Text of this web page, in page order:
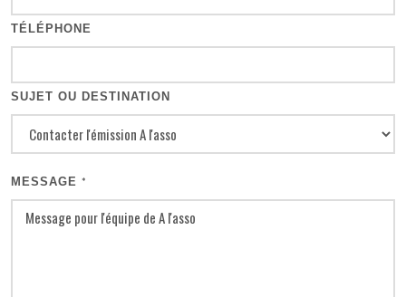
TÉLÉPHONE
SUJET OU DESTINATION
MESSAGE *